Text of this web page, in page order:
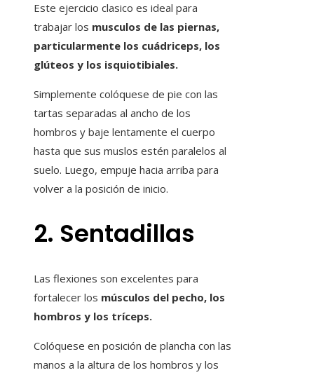
Este ejercicio clasico es ideal para
trabajar los musculos de las piernas,
particularmente los cuádriceps, los
glúteos y los isquiotibiales.
Simplemente colóquese de pie con las
tartas separadas al ancho de los
hombros y baje lentamente el cuerpo
hasta que sus muslos estén paralelos al
suelo. Luego, empuje hacia arriba para
volver a la posición de inicio.
2. Sentadillas
Las flexiones son excelentes para
fortalecer los músculos del pecho, los
hombros y los tríceps.
Colóquese en posición de plancha con las
manos a la altura de los hombros y los